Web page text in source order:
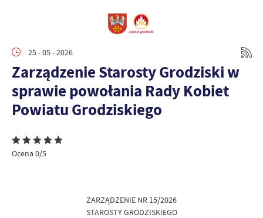
25 - 05 - 2026
Zarządzenie Starosty Grodziski w
sprawie powołania Rady Kobiet
Powiatu Grodziskiego
Ocena 0/5
ZARZĄDZENIE NR 15/2026
STAROSTY GRODZISKIEGO